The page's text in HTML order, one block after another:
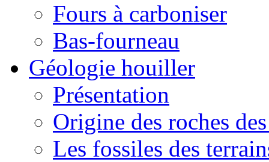
Fours à carboniser
Bas-fourneau
Géologie houiller
Présentation
Origine des roches
Les fossiles des